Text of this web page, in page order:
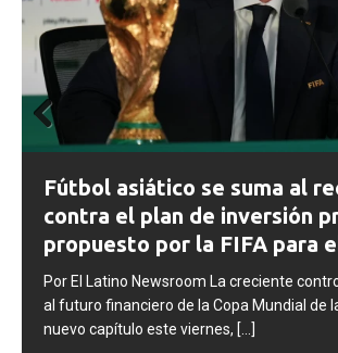
FIFA abre expedientes
contra Argentina tras los
la final del Mundial 2026
Por El Latino Newsroom La FIFA inició una
procesos disciplinarios contra la
Argentino (AFA), cuatro integrantes de la
argentina
Prev